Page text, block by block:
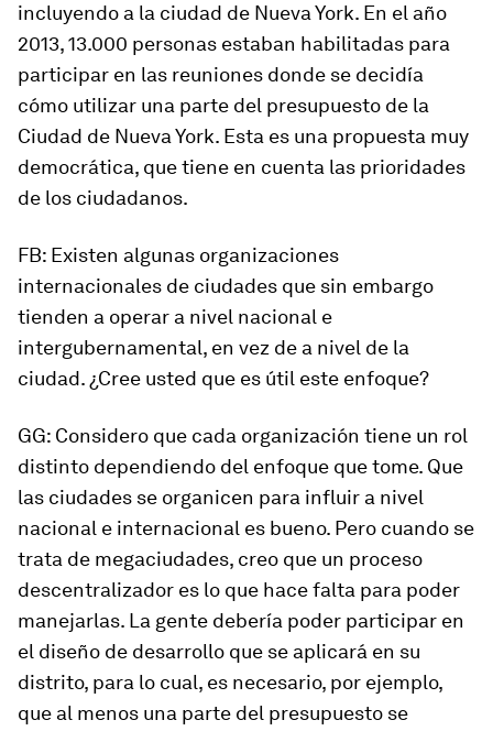
incluyendo a la ciudad de Nueva York. En el año
2013, 13.000 personas estaban habilitadas para
participar en las reuniones donde se decidía
cómo utilizar una parte del presupuesto de la
Ciudad de Nueva York. Esta es una propuesta muy
democrática, que tiene en cuenta las prioridades
de los ciudadanos.
FB: Existen algunas organizaciones
internacionales de ciudades que sin embargo
tienden a operar a nivel nacional e
intergubernamental, en vez de a nivel de la
ciudad. ¿Cree usted que es útil este enfoque?
GG: Considero que cada organización tiene un rol
distinto dependiendo del enfoque que tome. Que
las ciudades se organicen para influir a nivel
nacional e internacional es bueno. Pero cuando se
trata de megaciudades, creo que un proceso
descentralizador es lo que hace falta para poder
manejarlas. La gente debería poder participar en
el diseño de desarrollo que se aplicará en su
distrito, para lo cual, es necesario, por ejemplo,
que al menos una parte del presupuesto se